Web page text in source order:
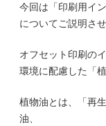
今回は「印刷用イ
についてご説明さ
オフセット印刷の
環境に配慮した「
植物油とは、「再
油、